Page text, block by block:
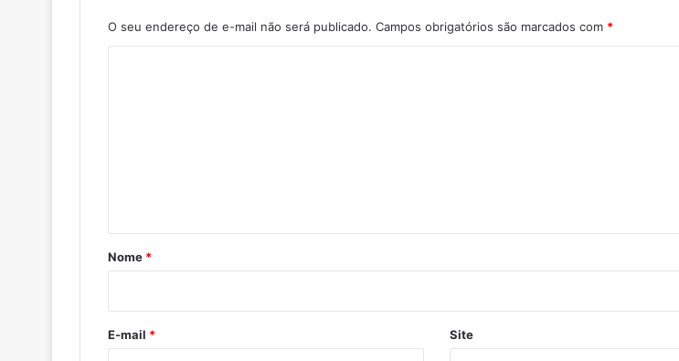
O seu endereço de e-mail não será publicado. Campos obrigatórios são marcados com *
r
*
Nome *
E-mail * Site